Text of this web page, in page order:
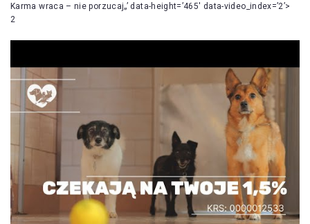
Karma wraca – nie porzucaj„’ data-height=’465′ data-video_index=’2’>
2